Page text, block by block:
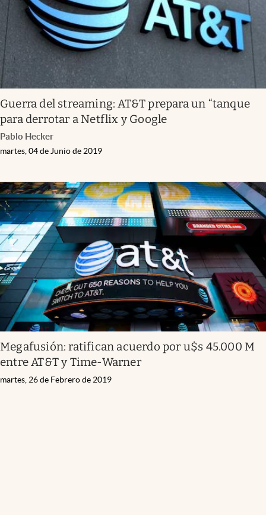
Guerra del streaming: AT&T prepara un “tanque
para derrotar a Netflix y Google
Pablo Hecker
martes, 04 de Junio de 2019
Megafusión: ratifican acuerdo por u$s 45.000 M
entre AT&T y Time-Warner
martes, 26 de Febrero de 2019